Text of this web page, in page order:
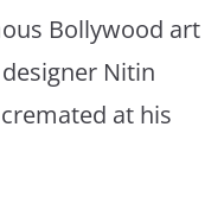
Bollywood art
Nitin
at his